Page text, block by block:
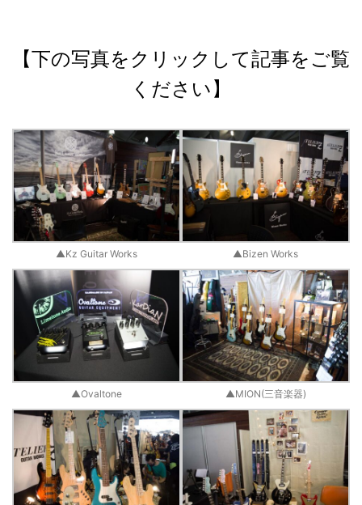
【下の写真をクリックして記事をご覧
ください】
▲Kz Guitar Works ▲Bizen Works
▲Ovaltone ▲MION(三音楽器)